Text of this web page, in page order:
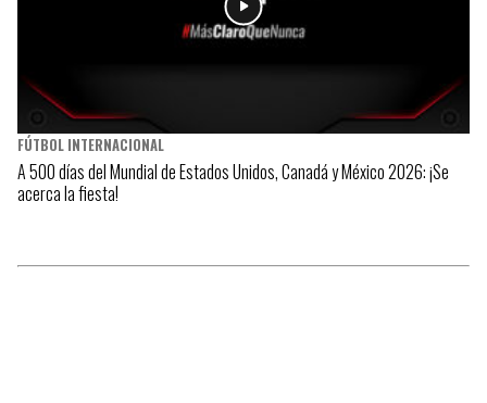
FÚTBOL INTERNACIONAL
A 500 días del Mundial de Estados Unidos, Canadá y México 2026: ¡Se
acerca la fiesta!